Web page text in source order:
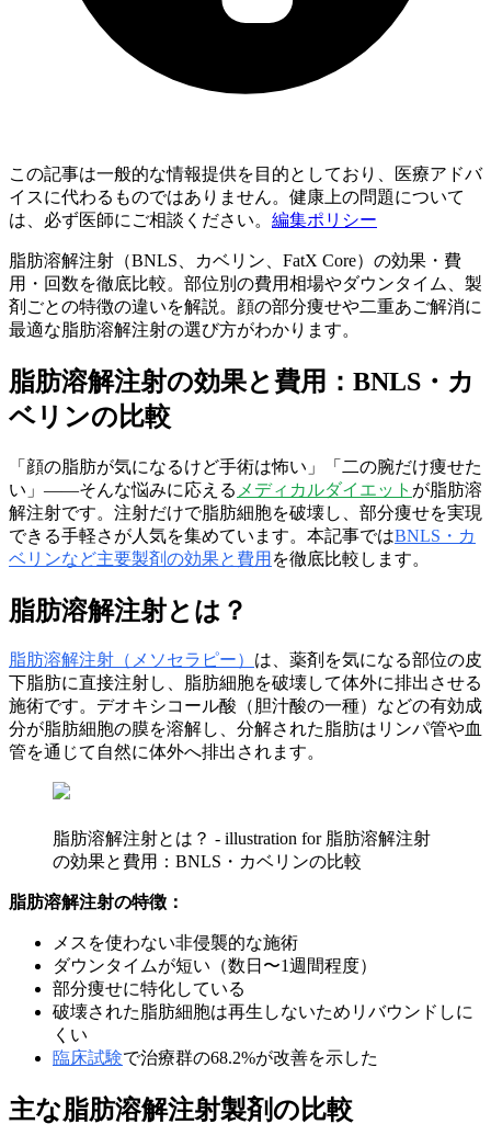
この記事は一般的な情報提供を目的としており、医療アドバ
イスに代わるものではありません。健康上の問題について
は、必ず医師にご相談ください。 編集ポリシー
脂肪溶解注射（BNLS、カベリン、FatX Core）の効果・費
用・回数を徹底比較。部位別の費用相場やダウンタイム、製
剤ごとの特徴の違いを解説。顔の部分痩せや二重あご解消に
最適な脂肪溶解注射の選び方がわかります。
脂肪溶解注射の効果と費用：BNLS・カ
ベリンの比較
「顔の脂肪が気になるけど手術は怖い」「二の腕だけ痩せた
い」——そんな悩みに応える メディカルダイエット が脂肪溶
解注射です。注射だけで脂肪細胞を破壊し、部分痩せを実現
できる手軽さが人気を集めています。本記事ではBNLS・カ
ベリンなど主要製剤の効果と費用 を徹底比較します。
脂肪溶解注射とは？
脂肪溶解注射（メソセラピー） は、薬剤を気になる部位の皮
下脂肪に直接注射し、脂肪細胞を破壊して体外に排出させる
施術です。デオキシコール酸（胆汁酸の一種）などの有効成
分が脂肪細胞の膜を溶解し、分解された脂肪はリンパ管や血
管を通じて自然に体外へ排出されます。
脂肪溶解注射とは？ - illustration for 脂肪溶解注射
の効果と費用：BNLS・カベリンの比較
脂肪溶解注射の特徴：
メスを使わない非侵襲的な施術
ダウンタイムが短い（数日〜1週間程度）
部分痩せに特化している
破壊された脂肪細胞は再生しないためリバウンドしに
くい
臨床試験で治療群の68.2%が改善を示した
主な脂肪溶解注射製剤の比較